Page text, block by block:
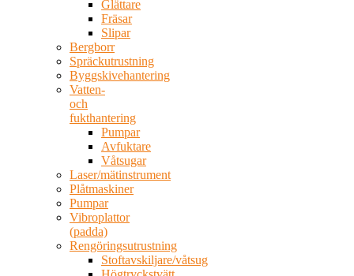
Glättare
Fräsar
Slipar
Bergborr
Spräckutrustning
Byggskivehantering
Vatten-
och
fukthantering
Pumpar
Avfuktare
Våtsugar
Laser/mätinstrument
Plåtmaskiner
Pumpar
Vibroplattor
(padda)
Rengöringsutrustning
Stoftavskiljare/våtsug